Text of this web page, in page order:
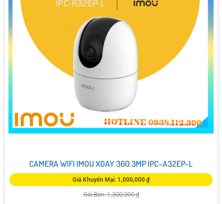
CAMERA WIFI IMOU XOAY 360 3MP IPC-A32EP-L
Giá Khuyến Mại: 1,000,000 ₫
Giá Bán: 1,300,000 ₫